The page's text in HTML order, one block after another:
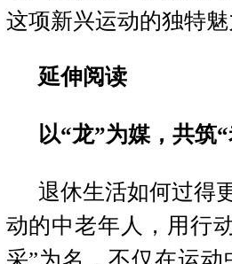
这项新兴运动的独特
延伸阅读
以“龙”为媒，共筑
退休生活如何过得
动的中老年人，用行
采”为名，不仅在运